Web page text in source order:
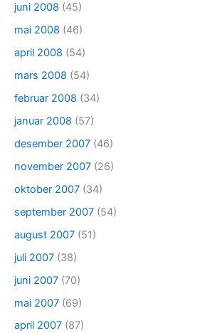
juni 2008 (45)
mai 2008 (46)
april 2008 (54)
mars 2008 (54)
februar 2008 (34)
januar 2008 (57)
desember 2007 (46)
november 2007 (26)
oktober 2007 (34)
september 2007 (54)
august 2007 (51)
juli 2007 (38)
juni 2007 (70)
mai 2007 (69)
april 2007 (87)